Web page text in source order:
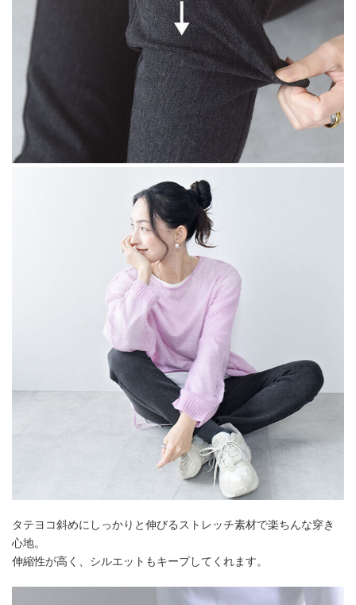
タテヨコ斜めにしっかりと伸びるストレッチ素材で楽ちんな穿き
心地。
伸縮性が高く、シルエットもキープしてくれます。